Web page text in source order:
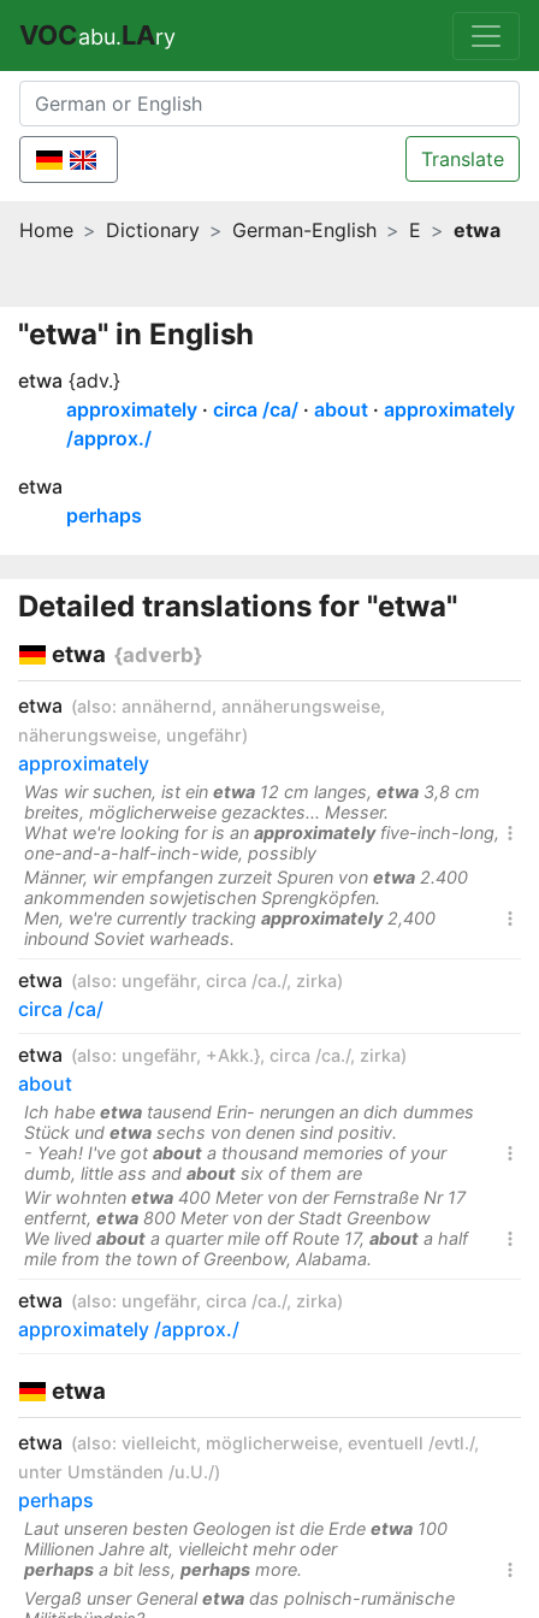
VOCabu.LAry
Translate
Home Dictionary German-English E etwa
"etwa" in English
etwa {adv.}
approximately
circa /ca/ about
approximately
/approx./
etwa
perhaps
Detailed translations for "etwa"
etwa {adverb}
etwa (also: annähernd, annäherungsweise,
näherungsweise, ungefähr)
approximately
Was wir suchen, ist ein etwa 12 cm langes, etwa 3,8 cm
breites, möglicherweise gezacktes... Messer.

What we're looking for is an approximatelyfive-inch-long,
one-and-a-half-inch-wide, possibly
Männer, wir empfangen zurzeit Spuren von etwa 2.400
ankommenden sowjetischen Sprengköpfen.

Men, we're currently tracking approximately2,400
inbound Soviet warheads.
etwa (also: ungefähr, circa /ca./, zirka)
circa /ca/
etwa (also: ungefähr, +Akk.}, circa /ca./, zirka)
about
Ich habe etwa tausend Erin- nerungen an dich dummes
Stück und etwa sechs von denen sind positiv.

- Yeah! I've got about a thousand memories of your
dumb, little ass and about six of them are
Wir wohnten etwa 400 Meter von der Fernstraße Nr 17
entfernt, etwa 800 Meter von der Stadt Greenbow

We lived about a quarter mile off Route 17, about a half
mile from the town of Greenbow, Alabama.
etwa (also: ungefähr, circa /ca./, zirka)
approximately /approx./
etwa
etwa (also: vielleicht, möglicherweise, eventuell /evtl./,
unter Umständen /u.U./)
perhaps
Laut unseren besten Geologen ist die Erde etwa 100
Millionen Jahre alt, vielleicht mehr oder

perhaps a bit less, perhaps more.
Vergaß unser Generaletwa das polnisch-rumänische